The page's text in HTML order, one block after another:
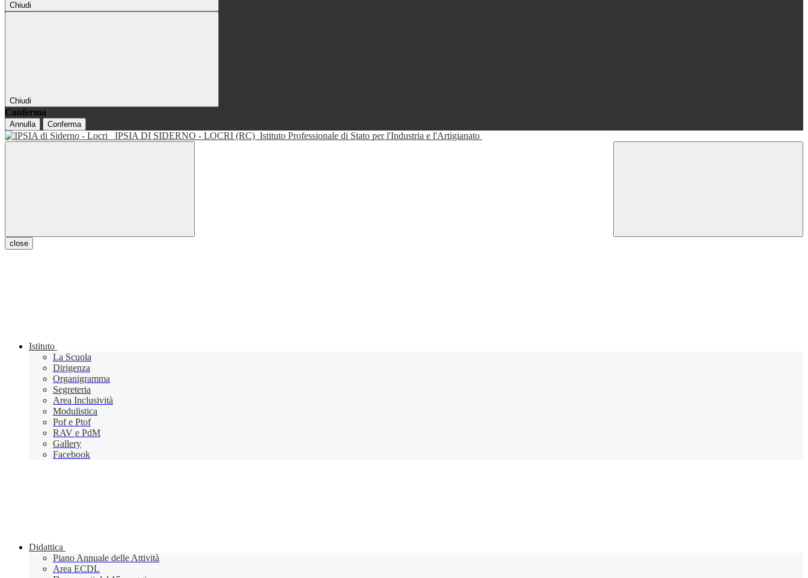
Chiudi
Chiudi
Conferma
Annulla Conferma
IPSIA DI SIDERNO - LOCRI (RC) Istituto Professionale di Stato per l'Industria e l'Artigianato
close
Istituto
La Scuola
Dirigenza
Organigramma
Segreteria
Area Inclusività
Modulistica
Pof e Ptof
RAV e PdM
Gallery
Facebook
Didattica
Piano Annuale delle Attività
Area ECDL